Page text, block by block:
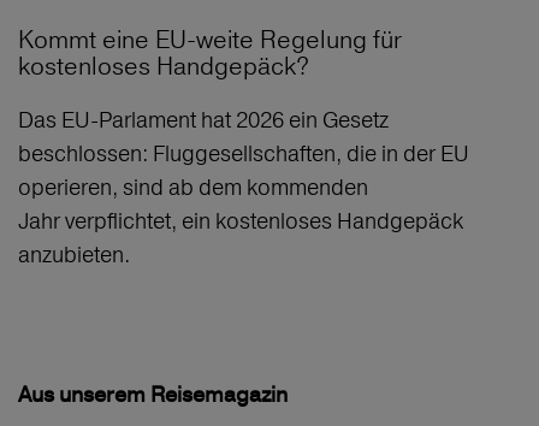
Kommt eine EU-weite Regelung für
kostenloses Handgepäck?
Das EU-Parlament hat 2026 ein Gesetz
beschlossen: Fluggesellschaften, die in der EU
operieren, sind ab dem kommenden
Jahr verpflichtet, ein kostenloses Handgepäck
anzubieten.
Aus unserem Reisemagazin